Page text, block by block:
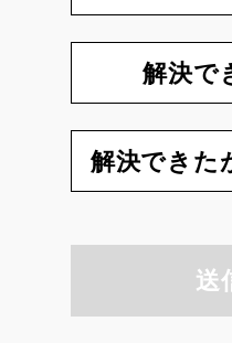
解決で
解決できた
送